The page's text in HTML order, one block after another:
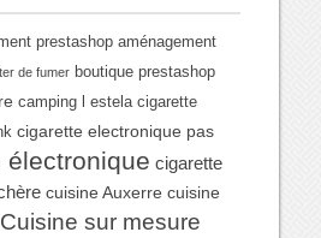
prestashop aménagement
de fumer boutique prestashop
camping l estela cigarette
cigarette electronique pas
électronique cigarette
cuisine Auxerre cuisine
Cuisine sur mesure